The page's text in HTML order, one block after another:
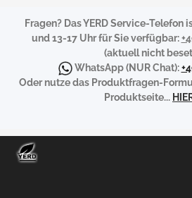
Fragen? Das YERD Service-Telefon
und 13-17 Uhr für Sie verfügbar:
(aktuell nicht
WhatsApp(NUR Chat):
Oder nutze das Produktfragen-
Produktseite...